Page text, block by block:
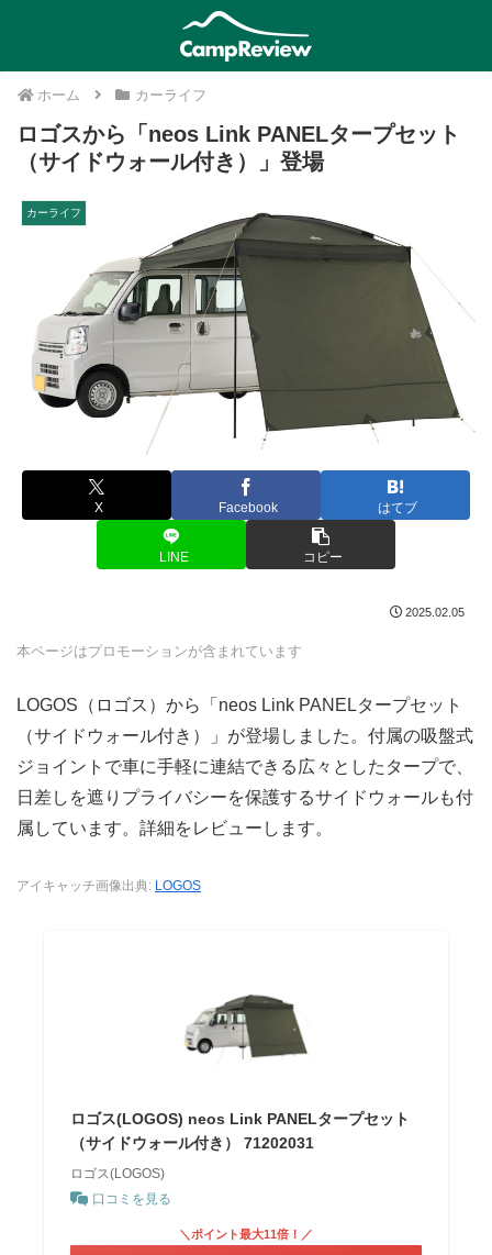
ホーム カーライフ
ロゴスから「neos Link PANELタープセット
（サイドウォール付き）」登場
カーライフ
X Facebook はてブ
LINE コピー
2025.02.05
本ページはプロモーションが含まれています
LOGOS（ロゴス）から「neos Link PANELタープセット
（サイドウォール付き）」が登場しました。付属の吸盤式
ジョイントで車に手軽に連結できる広々としたタープで、
日差しを遮りプライバシーを保護するサイドウォールも付
属しています。詳細をレビューします。
アイキャッチ画像出典: LOGOS
ロゴス(LOGOS) neos Link PANELタープセット
（サイドウォール付き） 71202031
ロゴス(LOGOS)
口コミを見る
＼ポイント最大11倍！／